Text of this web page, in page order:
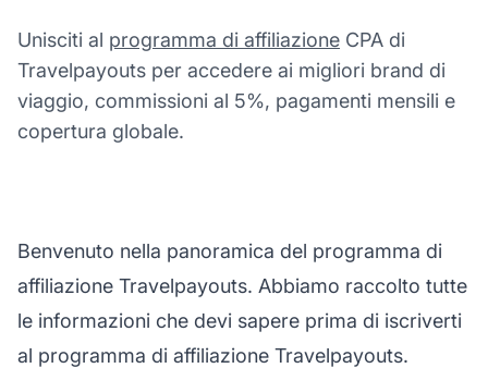
Unisciti al programma di affiliazione CPA di
Travelpayouts per accedere ai migliori brand di
viaggio, commissioni al 5%, pagamenti mensili e
copertura globale.
Benvenuto nella panoramica del programma di
affiliazione Travelpayouts. Abbiamo raccolto tutte
le informazioni che devi sapere prima di iscriverti
al programma di affiliazione Travelpayouts.